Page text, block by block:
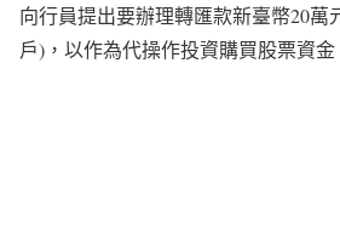
向行員提出要辦理轉匯款新臺幣20萬
戶)，以作為代操作投資購買股票資金